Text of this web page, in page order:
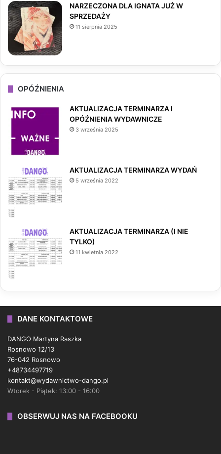
NARZECZONA DLA IGNATA JUŻ W
SPRZEDAŻY
11 sierpnia 2025
OPÓŹNIENIA
AKTUALIZACJA TERMINARZA I
OPÓŹNIENIA WYDAWNICZE
3 września 2025
AKTUALIZACJA TERMINARZA WYDAŃ
5 września 2022
AKTUALIZACJA TERMINARZA (I NIE
TYLKO)
11 kwietnia 2022
DANE KONTAKTOWE
DANGO Martyna Raszka
Rosnowo 12/13
76-042 Rosnowo
+48734497719
kontakt@wydawnictwo-dango.pl
Wtorek - Piątek: 13:00 - 16:00
OBSERWUJ NAS NA FACEBOOKU